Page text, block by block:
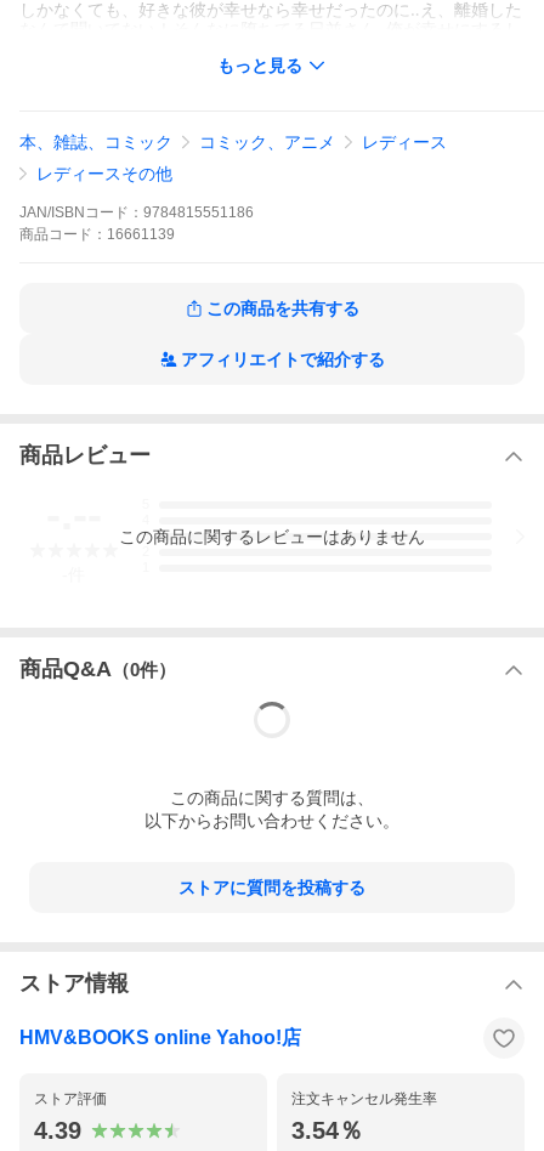
しかなくても、好きな彼が幸せなら幸せだったのに‥え、離婚した
もっと見る
本、雑誌、コミック コミック、アニメ
レディース
レディースその他
JAN/ISBNコード： 9784815551186
商品 コード： 16661139
この商品を共有する
アフィリエイトで紹介する
商品レビュー
3
この商品に関するレビューはありません
商品Q&A （0件）
この商品に関する質問は、
以下からお問い合わせください。
ストアに質問を投稿する
ストア情報
HMV&BOOKS online Yahoo!店
ストア評価
4.39
注文キャンセル発生率
3.54％